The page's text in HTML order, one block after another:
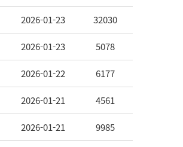
2026-01-23 32030
2026-01-23 5078
2026-01-22 6177
2026-01-21 4561
2026-01-21 9985